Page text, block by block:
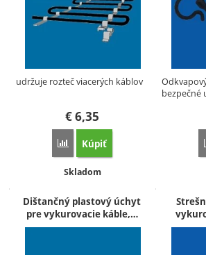
udržuje rozteč viacerých káblov
€6,35
Porovnať
Kúpiť
Dostupnosť:
Skladom
bezpečné
Dištančný plastový úchyt
pre vykurovacie káble,…